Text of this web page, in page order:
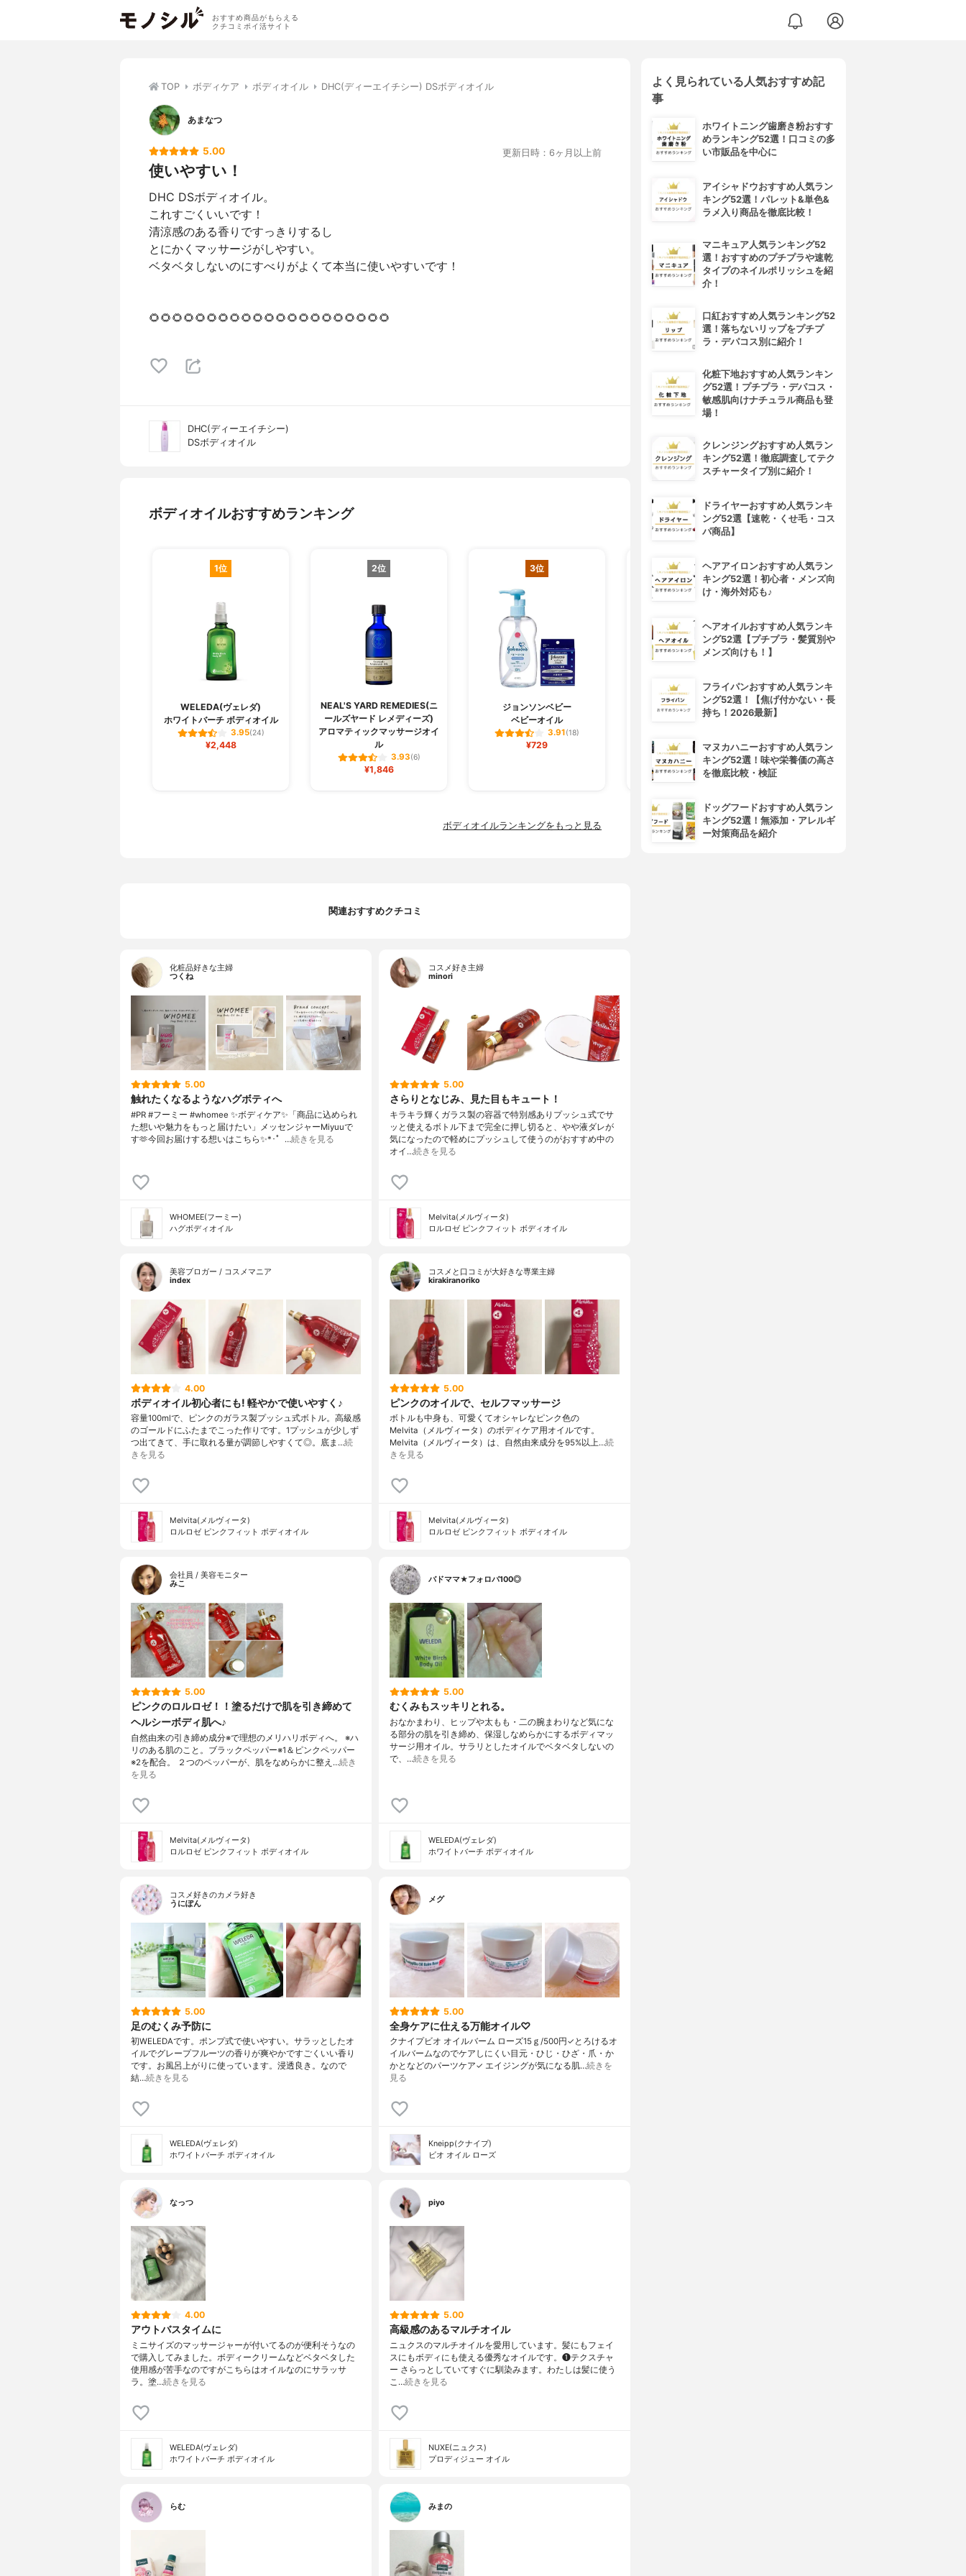
おすすめ商品がもらえる
クチコミポイ活サイト
TOP ボディケア ボディオイル DHC(ディーエイチシー) DSボディオイル
あまなつ
5.00 更新日時：6ヶ月以上前
使いやすい！
DHC DSボディオイル。
これすごくいいです！
清涼感のある香りですっきりするし
とにかくマッサージがしやすい。
ベタベタしないのにすべりがよくて本当に使いやすいです！
🌻🌻🌻🌻🌻🌻🌻🌻🌻🌻🌻🌻🌻🌻🌻🌻🌻🌻🌻🌻🌻
DHC(ディーエイチシー)
DSボディオイル
ボディオイルおすすめランキング
1位
WELEDA(ヴェレダ)
ホワイトバーチ ボディオイル
3.95(24)
¥2,448
2位
NEAL'S YARD REMEDIES(ニ
ールズヤード レメディーズ)
アロマティックマッサージオイ
ル
3.93(6)
¥1,846
3位
ジョンソンベビー
ベビーオイル
3.91(18)
¥729
4位
Melvita(メルヴィータ)
ロルロゼ ピンクフィット ボデ
3.91(11)
¥3,380
Kiehl’s(キールズ)
ボディオイルランキングをもっと見る
関連おすすめクチコミ
化粧品好きな主婦
つくね
5.00
触れたくなるようなハグボティへ
#PR #フーミー #whomee ✨ボディケア✨「商品に込められ
た想いや魅力をもっと届けたい」メッセンジャーMiyuuで
す🫶今回お届けする想いはこちら✨*･゜…続きを見る
WHOMEE(フーミー)
ハグボディオイル
コスメ好き主婦
minori
5.00
さらりとなじみ、見た目もキュート！
キラキラ輝くガラス製の容器で特別感ありプッシュ式でサ
ッと使えるボトル下まで完全に押し切ると、やや液ダレが
気になったので軽めにプッシュして使うのがおすすめ中の
オイ…続きを見る
Melvita(メルヴィータ)
ロルロゼ ピンクフィット ボディオイル
美容ブロガー / コスメマニア
index
4.00
ボディオイル初心者にも! 軽やかで使いやすく♪
容量100mlで、ピンクのガラス製プッシュ式ボトル。高級感
のゴールドにふたまでこった作りです。1プッシュが少しず
つ出てきて、手に取れる量が調節しやすくて◎。底ま…続
きを見る
Melvita(メルヴィータ)
ロルロゼ ピンクフィット ボディオイル
コスメと口コミが大好きな専業主婦
kirakiranoriko
5.00
ピンクのオイルで、セルフマッサージ
ボトルも中身も、可愛くてオシャレなピンク色の
Melvita（メルヴィータ）のボディケア用オイルです。
Melvita（メルヴィータ）は、自然由来成分を95%以上…続
きを見る
Melvita(メルヴィータ)
ロルロゼ ピンクフィット ボディオイル
会社員 / 美容モニター
みこ
5.00
ピンクのロルロゼ！！塗るだけで肌を引き締めて
ヘルシーボディ肌へ♪
自然由来の引き締め成分※で理想のメリハリボディへ。 ※ハ
リのある肌のこと。ブラックペッパー※1＆ピンクペッパー
※2を配合。 ２つのペッパーが、肌をなめらかに整え…続き
を見る
Melvita(メルヴィータ)
ロルロゼ ピンクフィット ボディオイル
バドママ★フォロバ100◎
5.00
むくみもスッキリとれる。
おなかまわり、ヒップや太もも・二の腕まわりなど気にな
る部分の肌を引き締め、保湿しなめらかにするボディマッ
サージ用オイル。サラリとしたオイルでベタベタしないの
で、…続きを見る
WELEDA(ヴェレダ)
ホワイトバーチ ボディオイル
コスメ好きのカメラ好き
うにぽん
5.00
足のむくみ予防に
初WELEDAです。ポンプ式で使いやすい。サラッとしたオ
イルでグレープフルーツの香りが爽やかですごくいい香り
です。お風呂上がりに使っています。浸透良き。なので
結…続きを見る
WELEDA(ヴェレダ)
ホワイトバーチ ボディオイル
メグ
5.00
全身ケアに仕える万能オイル♡
クナイプビオ オイルバーム ローズ15ｇ/500円✓とろけるオ
イルバームなのでケアしにくい目元・ひじ・ひざ・爪・か
かとなどのパーツケア✓ エイジングが気になる肌…続きを
見る
Kneipp(クナイプ)
ビオ オイル ローズ
なっつ
4.00
アウトバスタイムに
ミニサイズのマッサージャーが付いてるのが便利そうなの
で購入してみました。ボディークリームなどベタベタした
使用感が苦手なのですがこちらはオイルなのにサラッサ
ラ。塗…続きを見る
WELEDA(ヴェレダ)
ホワイトバーチ ボディオイル
piyo
5.00
高級感のあるマルチオイル
ニュクスのマルチオイルを愛用しています。髪にもフェイ
スにもボディにも使える優秀なオイルです。❶テクスチャ
ー さらっとしていてすぐに馴染みます。わたしは髪に使う
こ…続きを見る
NUXE(ニュクス)
プロディジュー オイル
らむ みまの
よく見られている人気おすすめ記
事
ホワイトニング歯磨き粉おすす
めランキング52選！口コミの多
い市販品を中心に
アイシャドウおすすめ人気ラン
キング52選！パレット&単色&
ラメ入り商品を徹底比較！
マニキュア人気ランキング52
選！おすすめのプチプラや速乾
タイプのネイルポリッシュを紹
介！
口紅おすすめ人気ランキング52
選！落ちないリップをプチプ
ラ・デパコス別に紹介！
化粧下地おすすめ人気ランキン
グ52選！プチプラ・デパコス・
敏感肌向けナチュラル商品も登
場！
クレンジングおすすめ人気ラン
キング52選！徹底調査してテク
スチャータイプ別に紹介！
ドライヤーおすすめ人気ランキ
ング52選【速乾・くせ毛・コス
パ商品】
ヘアアイロンおすすめ人気ラン
キング52選！初心者・メンズ向
け・海外対応も♪
ヘアオイルおすすめ人気ランキ
ング52選【プチプラ・髪質別や
メンズ向けも！】
フライパンおすすめ人気ランキ
ング52選！【焦げ付かない・長
持ち！2026最新】
マヌカハニーおすすめ人気ラン
キング52選！味や栄養価の高さ
を徹底比較・検証
ドッグフードおすすめ人気ラン
キング52選！無添加・アレルギ
ー対策商品を紹介